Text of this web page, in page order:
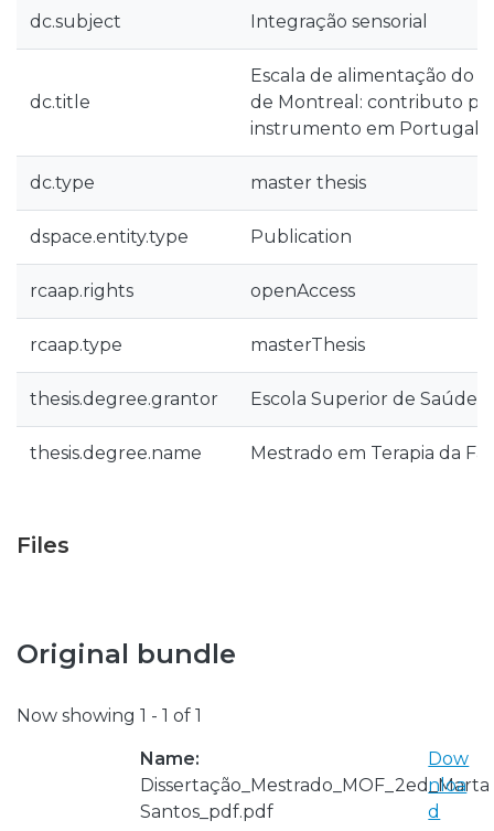
dc.subject Integração sensorial
dc.title
Escala de alimentação do
de Montreal: contributo
instrumento em Portugal
dc.type master thesis
dspace.entity.type Publication
rcaap.rights openAccess
rcaap.type masterThesis
thesis.degree.grantor Escola Superior de Saúde
thesis.degree.name Mestrado em Terapia da
Files
Original bundle
Now showing 1 - 1 of 1
Name:
Dissertação_Mestrado_MOF_2ed_Marta
Santos_pdf.pdf
Dow
nloa
d